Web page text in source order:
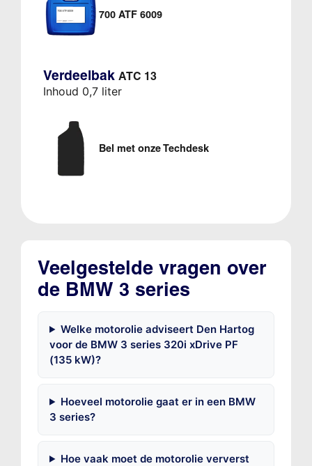
700 ATF 6009
Verdeelbak ATC 13
Inhoud 0,7 liter
Bel met onze Techdesk
Veelgestelde vragen over
de BMW 3 series
Welke motorolie adviseert Den Hartog
voor de BMW 3 series 320i xDrive PF
(135 kW)?
Hoeveel motorolie gaat er in een BMW
3 series?
Hoe vaak moet de motorolie ververst